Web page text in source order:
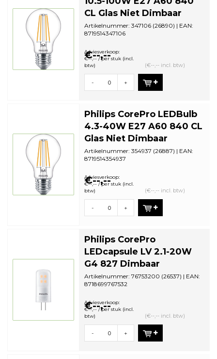
CL Glas Niet Dimbaar
Artikelnummer: 347106 (26890) | EAN:
8719514347106
bestelhoeveelhei...
€--,--
Adviesverkoop:
€--,-- / per stuk (incl.
btw)
(€--,-- incl. btw)
- +
Philips CorePro LEDBulb
4.3-40W E27 A60 840 CL
Glas Niet Dimbaar
Artikelnummer: 354937 (26887) | EAN:
8719514354937
bestelhoeveelhei...
€--,--
Adviesverkoop:
€--,-- / per stuk (incl.
btw)
(€--,-- incl. btw)
- +
Philips CorePro
LEDcapsule LV 2.1-20W
G4 827 Dimbaar
Artikelnummer: 76753200 (26537) | EAN:
8718699767532
bestelhoeveelh...
€--,--
Adviesverkoop:
€--,-- / per stuk (incl.
btw)
(€--,-- incl. btw)
- +